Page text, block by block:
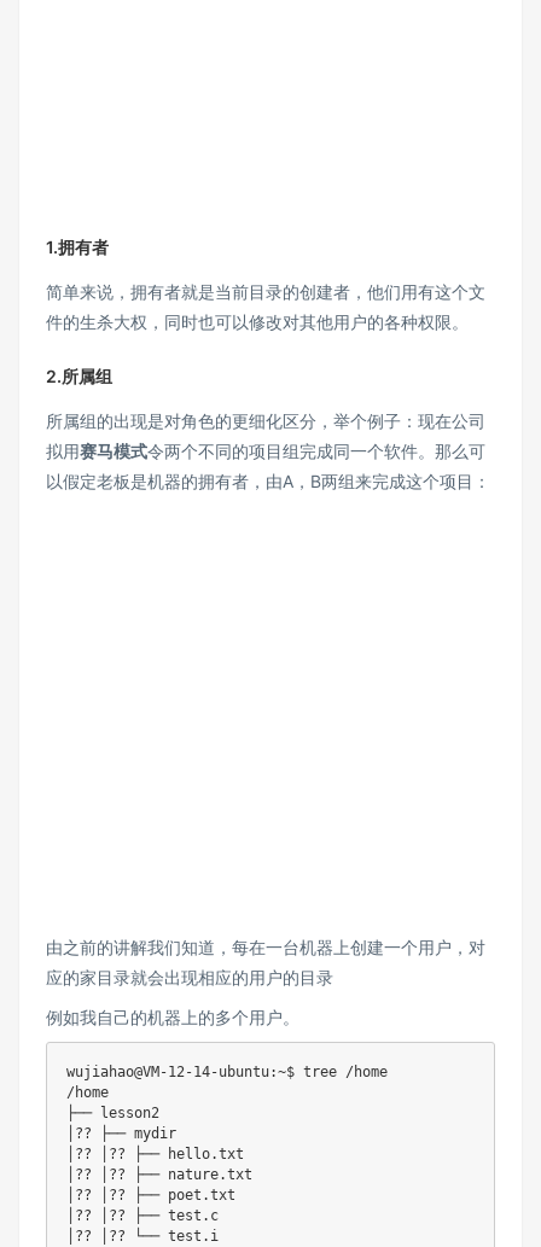
1.拥有者
简单来说，拥有者就是当前目录的创建者，他们用有这个文
件的生杀大权，同时也可以修改对其他用户的各种权限。
2.所属组
所属组的出现是对角色的更细化区分，举个例子：现在公司
拟用赛马模式令两个不同的项目组完成同一个软件。那么可
以假定老板是机器的拥有者，由A，B两组来完成这个项目：
由之前的讲解我们知道，每在一台机器上创建一个用户，对
应的家目录就会出现相应的用户的目录
例如我自己的机器上的多个用户。
wujiahao@VM-12-14-ubuntu:~$ tree /home
/home
├── lesson2
│?? ├── mydir
│?? │?? ├── hello.txt
│?? │?? ├── nature.txt
│?? │?? ├── poet.txt
│?? │?? ├── test.c
│?? │?? └── test.i